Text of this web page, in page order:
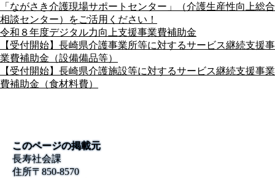
「ながさき介護現場サポートセンター」（介護生産性向上総合
相談センター）をご活用ください！
令和８年度デジタル力向上支援事業費補助金
【受付開始】長崎県介護事業所等に対するサービス継続支援事
業費補助金（設備備品等）
【受付開始】長崎県介護施設等に対するサービス継続支援事業
費補助金（食材料費）
このページの掲載元
長寿社会課
住所〒850-8570